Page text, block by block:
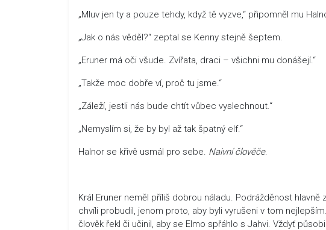
„Mluv jen ty a pouze tehdy, když tě vyzve,“ připomněl mu
„Jak o nás věděl?“ zeptal se Kenny stejně šeptem.
„Eruner má oči všude. Zvířata, draci – všichni mu donášejí.“
„Takže moc dobře ví, proč tu jsme.“
„Záleží, jestli nás bude chtít vůbec vyslechnout.“
„Nemyslím si, že by byl až tak špatný elf.“
Halnor se křivě usmál pro sebe. Naivní člověče.
Král Eruner neměl příliš dobrou náladu. Podrážděnost
chvíli probudil, jenom proto, aby byli vyrušeni v tom
člověk řekl či učinil, aby se Elmo spřáhlo s Jahvi. Vždyť